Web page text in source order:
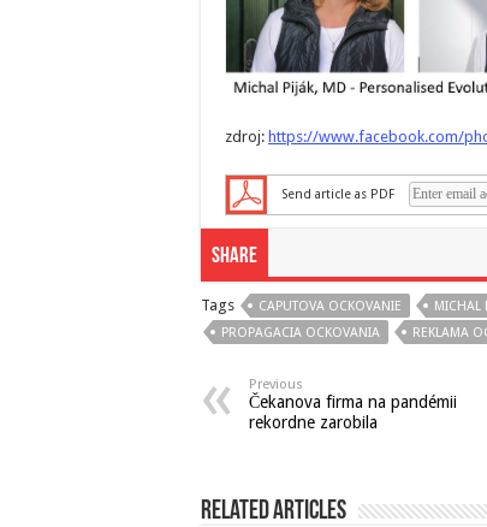
zdroj: https://www.facebook.com/
Send article as PDF
Share
Tags CAPUTOVA OCKOVANIE MICHAL
PROPAGACIA OCKOVANIA
REKLAMA
Previous
Čekanova firma na pandémii
rekordne zarobila
Related Articles